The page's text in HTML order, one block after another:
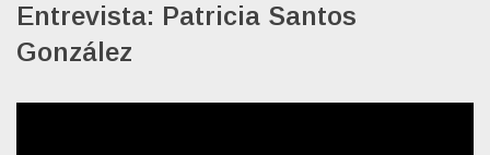
Entrevista: Patricia Santos
González